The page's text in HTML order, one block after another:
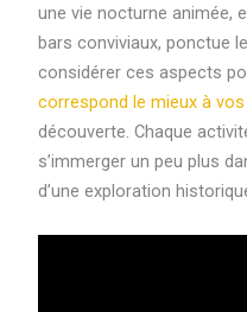
une vie nocturne animée,
bars conviviaux, ponctue
considérer ces aspects
correspond le mieux à
découverte. Chaque
s’immerger un peu plus
d’une exploration